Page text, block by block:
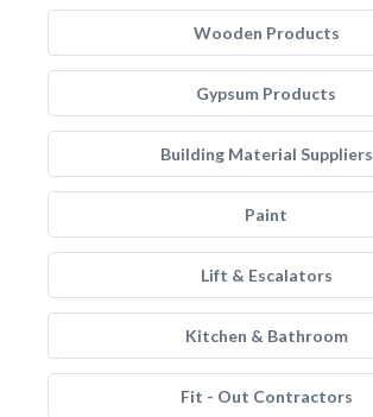
Wooden Products
Gypsum Products
Building Material Suppliers
Paint
Lift & Escalators
Kitchen & Bathroom
Fit - Out Contractors